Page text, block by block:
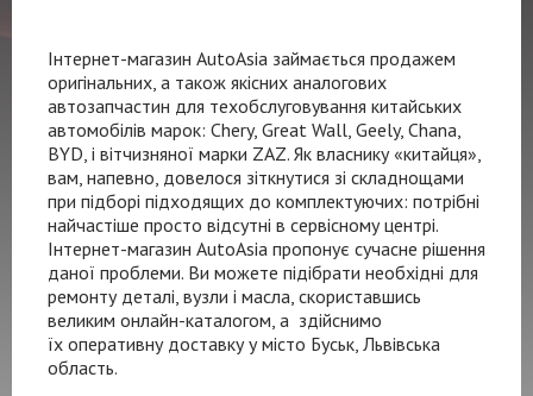
Інтернет-магазин AutoAsia займається продажем
оригінальних, а також якісних аналогових
автозапчастин для техобслуговування китайських
автомобілів марок: Chery, Great Wall, Geely, Chana,
BYD, і вітчизняної марки ZAZ. Як власнику «китайця»,
вам, напевно, довелося зіткнутися зі складнощами
при підборі підходящих до комплектуючих: потрібні
найчастіше просто відсутні в сервісному центрі.
Інтернет-магазин AutoAsia пропонує сучасне рішення
даної проблеми. Ви можете підібрати необхідні для
ремонту деталі, вузли і масла, скориставшись
великим онлайн-каталогом , а здійснимо
їх оперативну доставку у місто Буськ, Львівська
область.